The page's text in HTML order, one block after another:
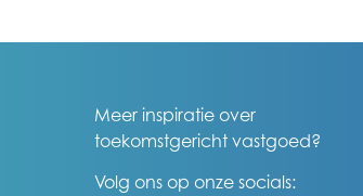
Meer inspiratie over
toekomstgericht vastgoed?
Volg ons op onze socials: